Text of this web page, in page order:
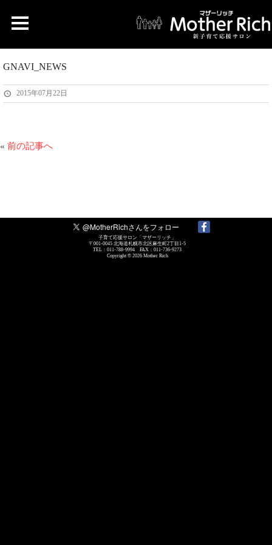
GNAVI_NEWS
2015年07月22日
« 前の記事へ
子育て応援サロン「マザーリッチ」
〒001-0045 北海道札幌市北区麻生町2丁目1-5
TEL：011-788-9994 FAX：011-736-9273
Copyright © 2026 Mother Rich